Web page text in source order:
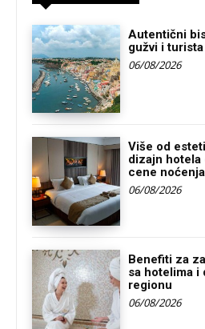
Autentični
gužvi i turista
06/08/2026
Više od
dizajn
cene
06/08/2026
Benefiti za
sa hotelima i
regionu
06/08/2026